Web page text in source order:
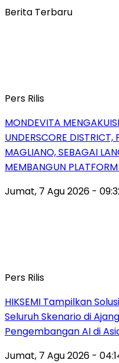
Berita Terbaru
Pers Rilis
MONDEVITA
UNDERSCORE DISTRICT,
MAGLIANO, SEBAGAI
MEMBANGUN
Jumat, 7 Agu 2026 -
Pers Rilis
HIKSEMI Tampilkan
Seluruh Skenario di
Pengembangan AI di
Jumat, 7 Agu 2026 -